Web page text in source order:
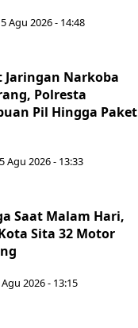
Agu 2026 - 14:48
Jaringan Narkoba
Polresta
Pil Hingga Paket
Agu 2026 - 13:33
Saat Malam Hari,
Sita 32 Motor
2026 - 13:15